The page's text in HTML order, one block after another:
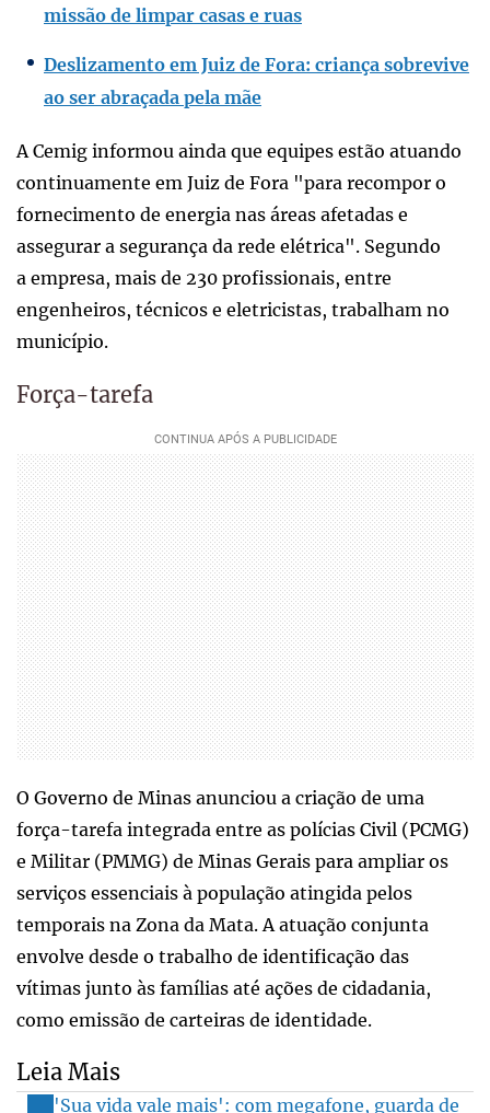
missão de limpar casas e ruas
Deslizamento em Juiz de Fora: criança sobrevive
ao ser abraçada pela mãe
A Cemig informou ainda que equipes estão atuando
continuamente em Juiz de Fora "para recompor o
fornecimento de energia nas áreas afetadas e
assegurar a segurança da rede elétrica". Segundo
a empresa, mais de 230 profissionais, entre
engenheiros, técnicos e eletricistas, trabalham no
município.
Força-tarefa
O Governo de Minas anunciou a criação de uma
força-tarefa integrada entre as polícias Civil (PCMG)
e Militar (PMMG) de Minas Gerais para ampliar os
serviços essenciais à população atingida pelos
temporais na Zona da Mata. A atuação conjunta
envolve desde o trabalho de identificação das
vítimas junto às famílias até ações de cidadania,
como emissão de carteiras de identidade.
Leia Mais
'Sua vida vale mais': com megafone, guarda de